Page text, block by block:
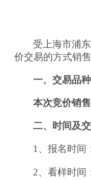
受 上海市浦
价交易的方式销
一、交易品
本次竞价销
二、时间及
1、报名时间
2、看样时间